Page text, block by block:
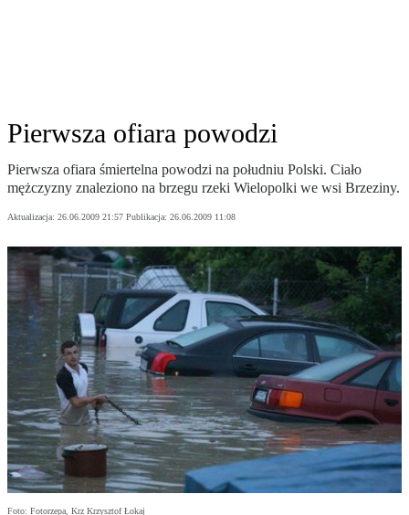
Pierwsza ofiara powodzi
Pierwsza ofiara śmiertelna powodzi na południu Polski. Ciało
mężczyzny znaleziono na brzegu rzeki Wielopolki we wsi Brzeziny.
Aktualizacja: 26.06.2009 21:57 Publikacja: 26.06.2009 11:08
Foto: Fotorzepa, Krz Krzysztof Łokaj